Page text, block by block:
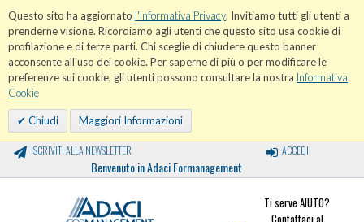
Questo sito ha aggiornato l'informativa Privacy. Invitiamo tutti gli utenti a
prenderne visione. Ricordiamo agli utenti che questo sito usa cookie di
profilazione e di terze parti. Chi sceglie di chiudere questo banner
acconsente all'uso dei cookie. Per saperne di più o per modificare le
preferenze sui cookie, gli utenti possono consultare la nostra Informativa
Cookie
Chiudi Maggiori Informazioni
ISCRIVITI ALLA NEWSLETTER
Benvenuto in Adaci Formanagement
ACCEDI
Ti serve AIUTO?
Contattaci al